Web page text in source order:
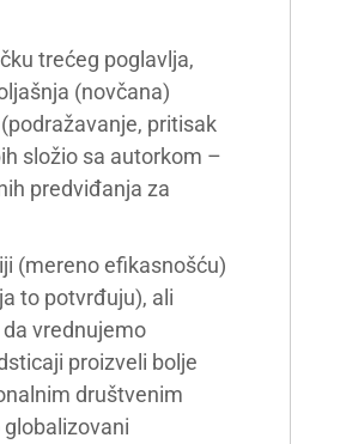
trećeg poglavlja,
(novčana)
pritisak
složio sa autorkom –
predviđanja za
(mereno efikasnošću)
to potvrđuju), ali
vrednujemo
proizveli bolje
društvenim